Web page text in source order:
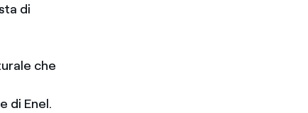
di
che
di Enel.